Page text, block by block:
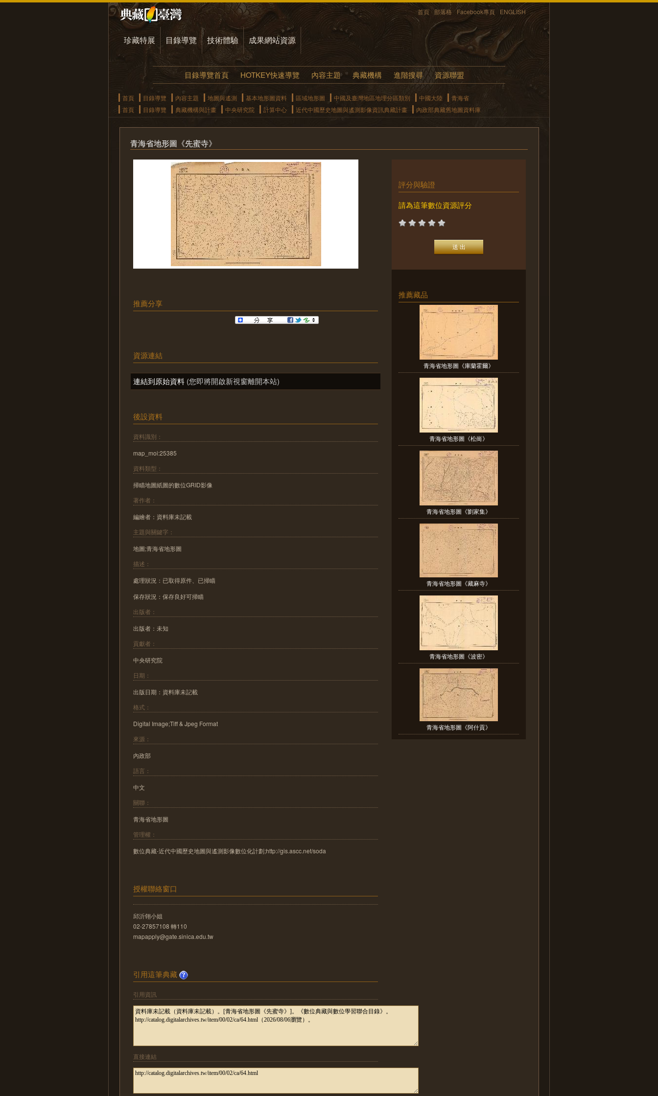
首頁 部落格 Facebook專頁 ENGLISH
珍藏特展 目錄導覽 技術體驗 成果網站資源
目錄導覽首頁 HOTKEY快速導覽 內容主題 典藏機構 進階搜尋 資源聯盟
首頁 目錄導覽 內容主題 地圖與遙測 基本地形圖資料 區域地形圖 中國及臺灣地區地理分區類別 中國大陸
青海省
首頁
目錄導覽 典藏機構與計畫 中央研究院 計算中心 近代中國歷史地圖與遙測影像資訊典藏計畫 內政部典藏舊地圖資料庫
青海省地形圖《先蜜寺》
推薦分享
資源連結
連結到原始資料 (您即將開啟新視窗離開本站)
後設資料
資料識別：
map_moi:25385
資料類型：
掃瞄地圖紙圖的數位GRID影像
著作者：
編繪者：資料庫未記載
主題與關鍵字：
地圖;青海省地形圖
描述：
處理狀況：已取得原件、已掃瞄
保存狀況：保存良好可掃瞄
出版者：
出版者：未知
貢獻者：
中央研究院
日期：
出版日期：資料庫未記載
格式：
Digital Image;Tiff & Jpeg Format
來源：
內政部
語言：
中文
關聯：
青海省地形圖
管理權：
數位典藏-近代中國歷史地圖與遙測影像數位化計劃;http://gis.ascc.net/soda
授權聯絡窗口
邱沂翎小姐
02-27857108 轉110
mapapply@gate.sinica.edu.tw
引用這筆典藏
引用資訊
直接連結
評分與驗證
請為這筆數位資源評分
推薦藏品
青海省地形圖《庫蘭霍爾》
青海省地形圖《松崗》
青海省地形圖《劉家集》
青海省地形圖《藏麻寺》
青海省地形圖《波密》
青海省地形圖《阿什貢》